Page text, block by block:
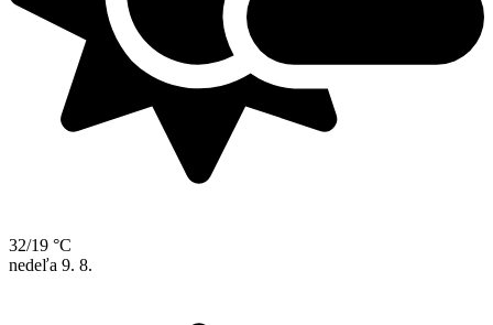
32/19 °C
nedeľa 9. 8.